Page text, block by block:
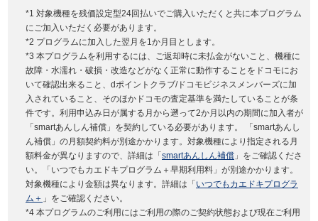
*1 対象機種を残価設定型24回払いでご購入いただくと共に本プログラム
にご加入いただく必要があります。
*2 プログラムに加入した翌月を1か月目とします。
*3 本プログラムを利用するには、ご返却時に未払金がないこと、機種に
故障・水濡れ・破損・改造などがなく正常に動作することをドコモにお
いて確認出来ること、dポイントクラブ/ドコモビジネスメンバーズに加
入されていること、そのほかドコモの査定基準を満たしていることが条
件です。利用申込み日が属する月から遡って2か月以内の期間に加入者が
「smartあんしん補償」を契約している必要があります。 「smartあんし
ん補償」の月額契約料が別途かかります。対象機種により指定される月
額料金が異なりますので、詳細は「 smartあんしん補償 」をご確認くださ
い。「いつでもカエドキプログラム＋早期利用料」が別途かかります。
対象機種により金額は異なります。詳細は「 いつでもカエドキプログラ
ム＋ 」をご確認ください。
*4 本プログラムのご利用にはご利用の際のご契約状態および現在ご利用